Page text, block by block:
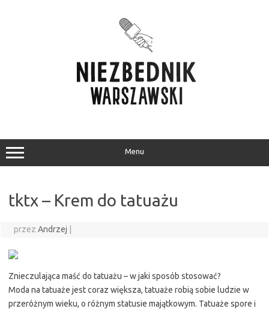
Menu
tktx – Krem do tatuażu
przez Andrzej
Znieczulająca maść do tatuażu – w jaki sposób stosować?
Moda na tatuaże jest coraz większa, tatuaże robią sobie ludzie w
przeróżnym wieku, o różnym statusie majątkowym. Tatuaże spore i